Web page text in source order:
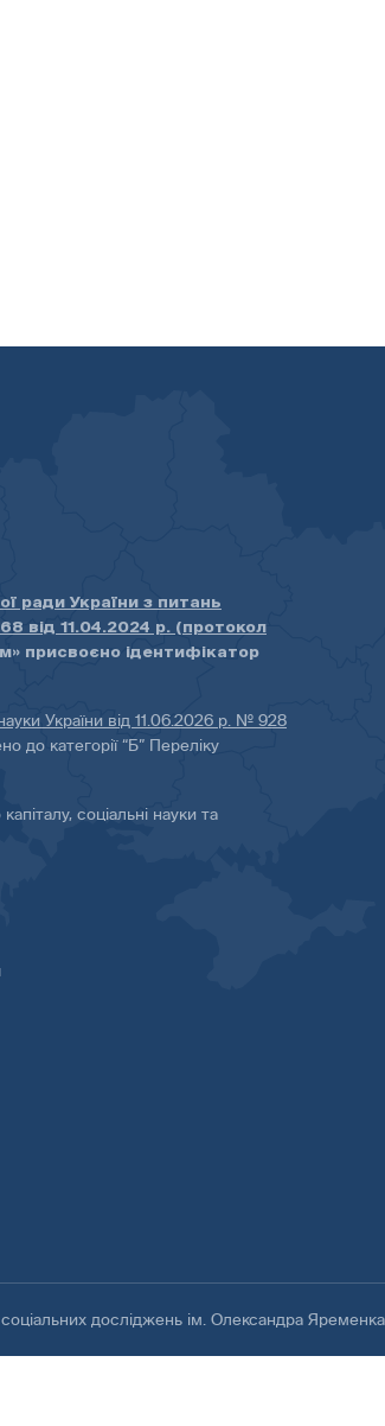
ради України з питань
від 11.04.2024 р. (протокол
присвоєно ідентифікатор
України від 11.06.2026 р. № 928
до категорії “Б” Переліку
соціальні науки та
досліджень ім. Олександра